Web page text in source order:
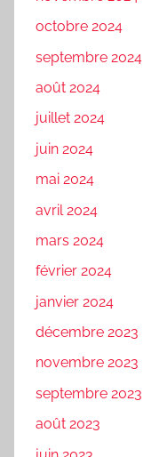
octobre 2024
septembre 2024
août 2024
juillet 2024
juin 2024
mai 2024
avril 2024
mars 2024
février 2024
janvier 2024
décembre 2023
novembre 2023
septembre 2023
août 2023